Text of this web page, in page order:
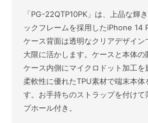
「PG-22QTP10PK」は、上品な輝
ックフレームを採用したiPhone 14
ケース背面は透明なクリアデザイ
大限に活かします。ケースと本体の
ケース内側にマイクロドット加工
柔軟性に優れたTPU素材で端末本体
す。お手持ちのストラップを付けて
プホール付き。